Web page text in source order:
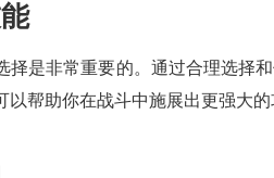
择是非常重要的。通过合理选择
帮助你在战斗中施展出更强大的